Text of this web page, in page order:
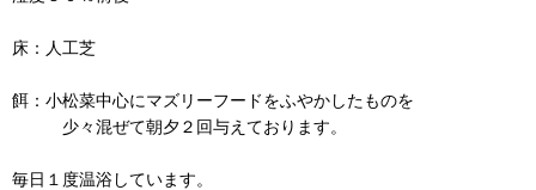
床：人工芝
餌：小松菜中心にマズリーフードをふやかしたものを
少々混ぜて朝夕２回与えております。
毎日１度温浴しています。